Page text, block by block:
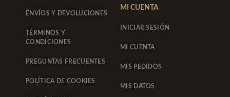
ENVÍOS Y DEVOLUCIONES
TÉRMINOS Y
CONDICIONES
PREGUNTAS FRECUENTES
POLÍTICA DE COOKIES
MI CUENTA
INICIAR SESIÓN
MI CUENTA
MIS PEDIDOS
MIS DATOS